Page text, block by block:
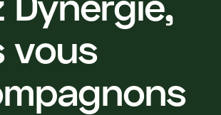
vous
mpagnons